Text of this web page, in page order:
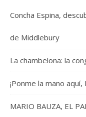
Concha Espina,
de Middlebury
La chambelona: la
¡Ponme la mano
MARIO BAUZA, EL